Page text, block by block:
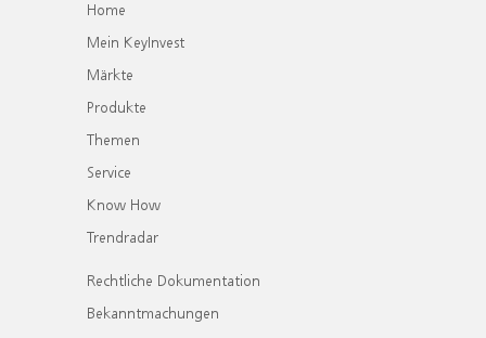
Home
Mein KeyInvest
Märkte
Produkte
Themen
Service
Know How
Trendradar
Rechtliche Dokumentation
Bekanntmachungen